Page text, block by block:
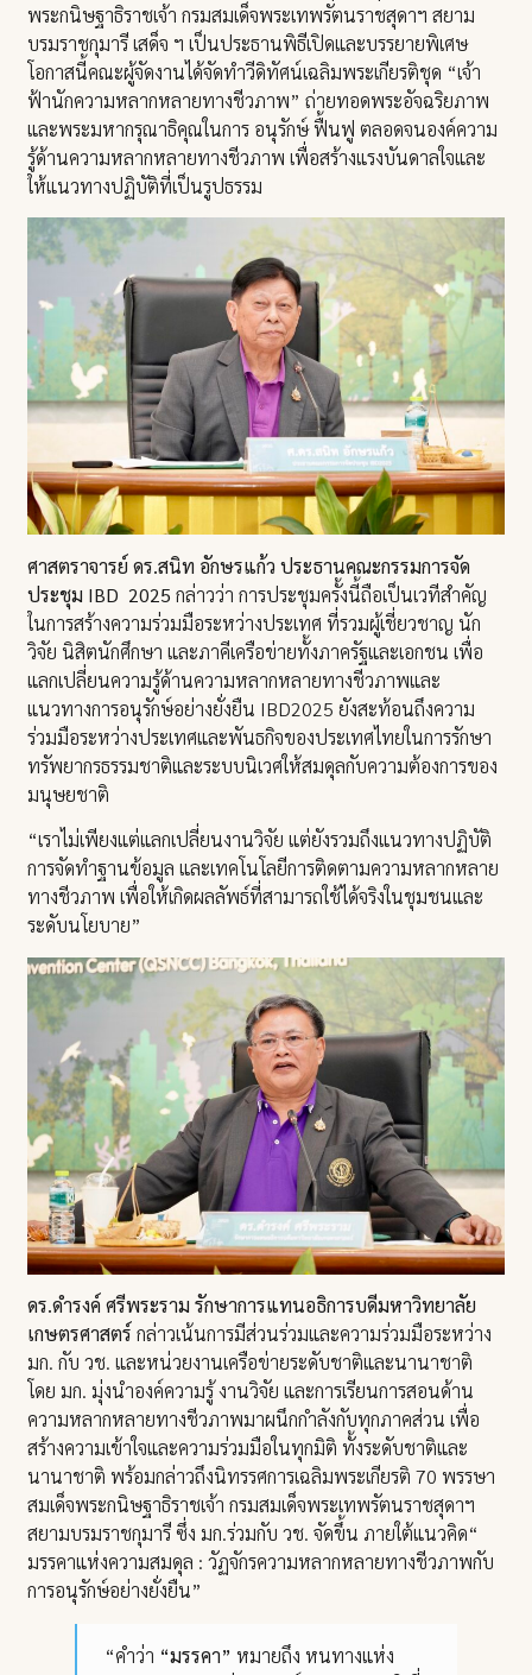
พระกนิษฐาธิราชเจ้า กรมสมเด็จพระเทพรัตนราชสุดาฯ สยาม
บรมราชกุมารี เสด็จ ฯ เป็นประธานพิธีเปิดและบรรยายพิเศษ
โอกาสนี้คณะผู้จัดงานได้จัดทำวีดิทัศน์เฉลิมพระเกียรติชุด “เจ้า
ฟ้านักความหลากหลายทางชีวภาพ” ถ่ายทอดพระอัจฉริยภาพ
และพระมหากรุณาธิคุณในการ อนุรักษ์ ฟื้นฟู ตลอดจนองค์ความ
รู้ด้านความหลากหลายทางชีวภาพ เพื่อสร้างแรงบันดาลใจและ
ให้แนวทางปฏิบัติที่เป็นรูปธรรม
ศาสตราจารย์ ดร.สนิท อักษรแก้ว ประธานคณะกรรมการจัด
ประชุม IBD 2025 กล่าวว่า การประชุมครั้งนี้ถือเป็นเวทีสำคัญ
ในการสร้างความร่วมมือระหว่างประเทศ ที่รวมผู้เชี่ยวชาญ นัก
วิจัย นิสิตนักศึกษา และภาคีเครือข่ายทั้งภาครัฐและเอกชน เพื่อ
แลกเปลี่ยนความรู้ด้านความหลากหลายทางชีวภาพและ
แนวทางการอนุรักษ์อย่างยั่งยืน IBD2025 ยังสะท้อนถึงความ
ร่วมมือระหว่างประเทศและพันธกิจของประเทศไทยในการรักษา
ทรัพยากรธรรมชาติและระบบนิเวศให้สมดุลกับความต้องการของ
มนุษยชาติ
“เราไม่เพียงแต่แลกเปลี่ยนงานวิจัย แต่ยังรวมถึงแนวทางปฏิบัติ
การจัดทำฐานข้อมูล และเทคโนโลยีการติดตามความหลากหลาย
ทางชีวภาพ เพื่อให้เกิดผลลัพธ์ที่สามารถใช้ได้จริงในชุมชนและ
ระดับนโยบาย”
ดร.ดำรงค์ ศรีพระราม รักษาการแทนอธิการบดีมหาวิทยาลัย
เกษตรศาสตร์ กล่าวเน้นการมีส่วนร่วมและความร่วมมือระหว่าง
มก. กับ วช. และหน่วยงานเครือข่ายระดับชาติและนานาชาติ
โดย มก. มุ่งนำองค์ความรู้ งานวิจัย และการเรียนการสอนด้าน
ความหลากหลายทางชีวภาพมาผนึกกำลังกับทุกภาคส่วน เพื่อ
สร้างความเข้าใจและความร่วมมือในทุกมิติ ทั้งระดับชาติและ
นานาชาติ พร้อมกล่าวถึงนิทรรศการเฉลิมพระเกียรติ 70 พรรษา
สมเด็จพระกนิษฐาธิราชเจ้า กรมสมเด็จพระเทพรัตนราชสุดาฯ
สยามบรมราชกุมารี ซึ่ง มก.ร่วมกับ วช. จัดขึ้น ภายใต้แนวคิด“
มรรคาแห่งความสมดุล : วัฏจักรความหลากหลายทางชีวภาพกับ
การอนุรักษ์อย่างยั่งยืน”
“คำว่า “มรรคา” หมายถึง หนทางแห่ง